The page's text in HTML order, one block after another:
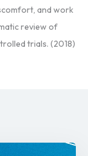
and work
review of
trials. (2018)